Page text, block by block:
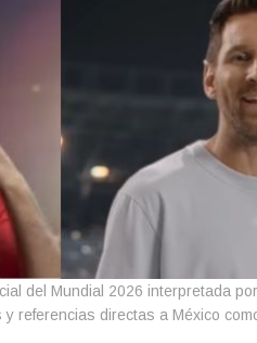
del Mundial 2026 interpretada
referencias directas a México